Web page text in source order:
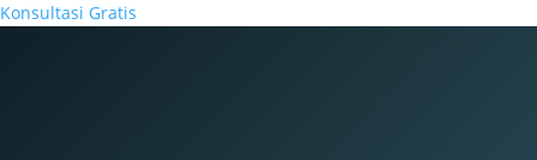
Konsultasi Gratis